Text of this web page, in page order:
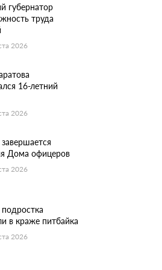
губернатор
труда
2026
16-летний
2026
Дома офицеров
2026
в краже питбайка
2026